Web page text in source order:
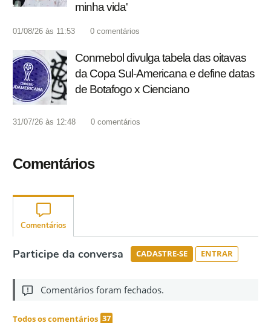
minha vida'
01/08/26 às 11:53 0 comentários
Conmebol divulga tabela das oitavas
da Copa Sul-Americana e define datas
de Botafogo x Cienciano
31/07/26 às 12:48 0 comentários
Comentários